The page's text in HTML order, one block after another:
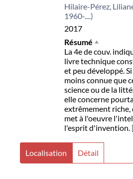
Hilaire-Pérez,
1960-....)
2017
Résumé
La 4e de couv.
livre technique
et peu développé.
moins connue que
science ou de la
elle concerne
extrêmement
met à l'oeuvre
l'esprit d'invention.
Localisation Détail